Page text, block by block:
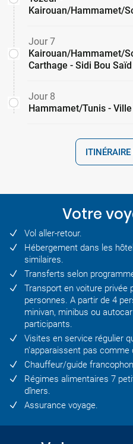
Kairouan/Hammamet/
Jour 7
Kairouan/Hammamet/
Carthage - Sidi Bou
Jour 8
Hammamet/Tunis -
Votre
Vol aller-retour.
Hébergement dans les
similaires.
Transferts selon
Transport en voiture privée
personnes. A partir de 4
minivan, minibus ou
participants.
Visites en service régulier
n'apparaissent pas comme
Chauffeur/guide
Régimes alimentaires 7
dîners.
Assurance voyage.